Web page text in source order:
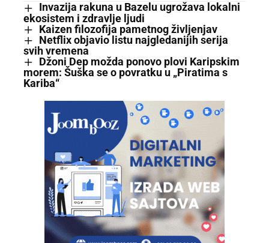
Invazija rakuna u Bazelu ugrožava lokalni
ekosistem i zdravlje ljudi
Kaizen filozofija pametnog življenjav
Netflix objavio listu najgledanijih serija
svih vremena
Džoni Dep možda ponovo plovi Karipskim
morem: Šuška se o povratku u „Piratima s
Kariba“